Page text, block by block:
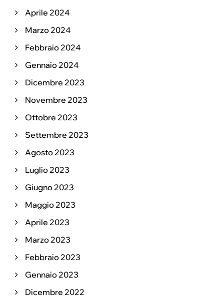
Aprile 2024
Marzo 2024
Febbraio 2024
Gennaio 2024
Dicembre 2023
Novembre 2023
Ottobre 2023
Settembre 2023
Agosto 2023
Luglio 2023
Giugno 2023
Maggio 2023
Aprile 2023
Marzo 2023
Febbraio 2023
Gennaio 2023
Dicembre 2022